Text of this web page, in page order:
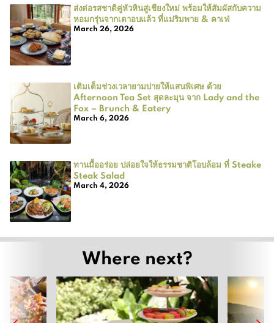
ส่งต่อรสชาติคู่หัวหินสู่เชียงใหม่ พร้อมให้สัมผัสกับความ
หอมกรุ่นจากเตาอบแล้ว ที่แม่ริมพาย & คาเฟ่
March 26, 2026
เติมเต็มช่วงเวลายามบ่ายให้แสนพิเศษ ด้วย
Afternoon Tea Set สุดละมุน จาก Lady and the
Fox – Brunch & Eatery
March 6, 2026
ทานมื้ออร่อย ปล่อยใจให้ธรรมชาติโอบล้อม ที่ Steake
Steak Salad
March 4, 2026
Where next?